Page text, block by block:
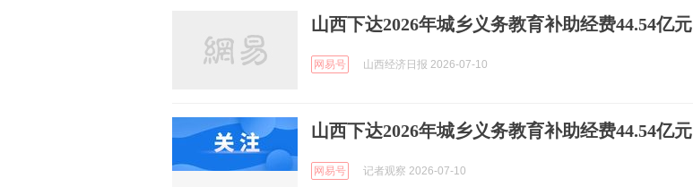
山西下达2026年城乡义务教育补助经费44.54亿元
网易号 山西经济日报 2026-07-10
山西下达2026年城乡义务教育补助经费44.54亿元
网易号 记者观察 2026-07-10